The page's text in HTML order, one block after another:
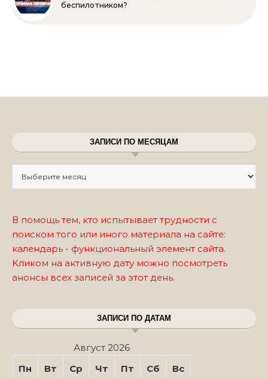
беспилотником?
ЗАПИСИ ПО МЕСЯЦАМ
В помощь тем, кто испытывает трудности с
поиском того или иного материала на сайте:
календарь - функциональный элемент сайта.
Кликом на активную дату можно посмотреть
анонсы всех записей за этот день.
ЗАПИСИ ПО ДАТАМ
Август 2026
Пн
Вт Ср Чт Пт Сб Вс